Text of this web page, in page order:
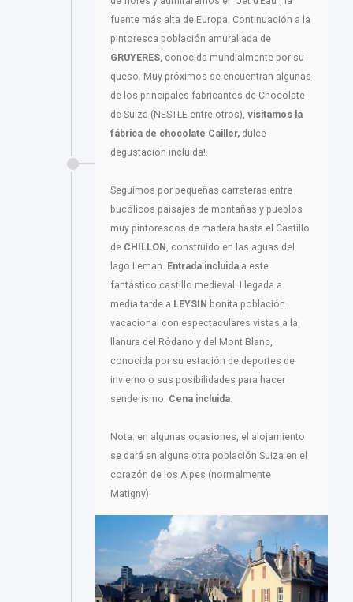
fuente más alta de Europa. Continuación a la
pintoresca población amurallada de
GRUYERES, conocida mundialmente por su
queso. Muy próximos se encuentran algunas
de los principales fabricantes de Chocolate
de Suiza (NESTLE entre otros), visitamos la
fábrica de chocolate Cailler, dulce
degustación incluida!.
Seguimos por pequeñas carreteras entre
bucólicos paisajes de montañas y pueblos
muy pintorescos de madera hasta el Castillo
de CHILLON, construido en las aguas del
lago Leman. Entrada incluida a este
fantástico castillo medieval. Llegada a
media tarde a LEYSIN bonita población
vacacional con espectaculares vistas a la
llanura del Ródano y del Mont Blanc,
conocida por su estación de deportes de
invierno o sus posibilidades para hacer
senderismo. Cena incluida.
Nota: en algunas ocasiones, el alojamiento
se dará en alguna otra población Suiza en el
corazón de los Alpes (normalmente
Matigny).